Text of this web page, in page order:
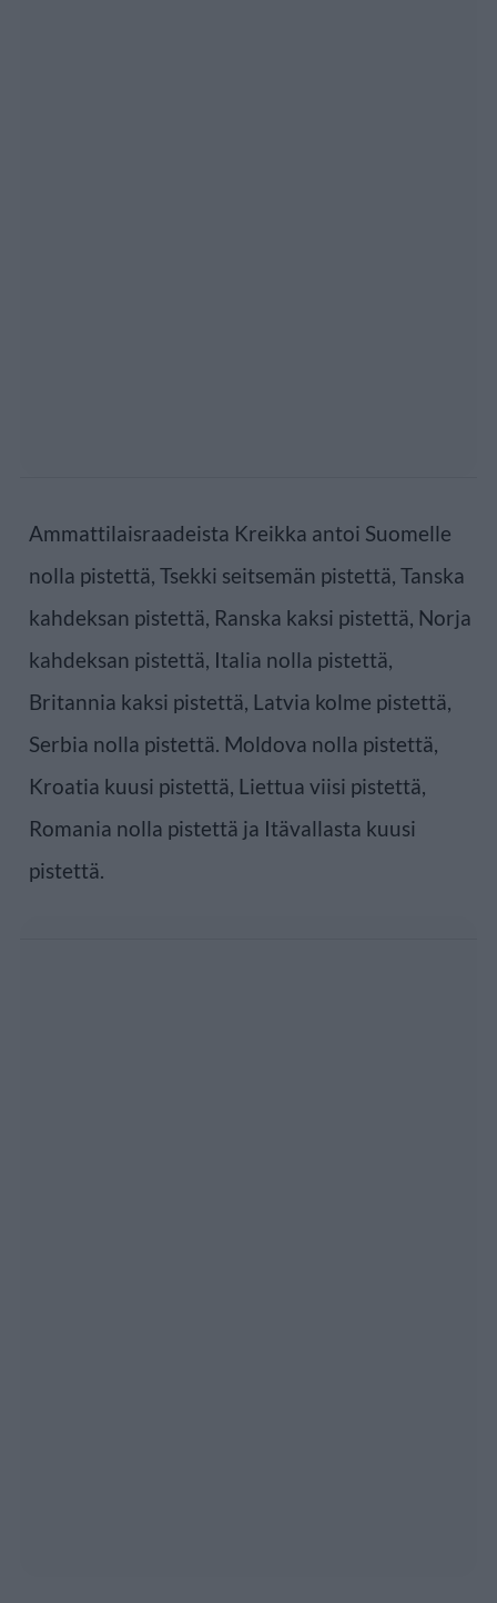
Ammattilaisraadeista Kreikka antoi Suomelle
nolla pistettä, Tsekki seitsemän pistettä, Tanska
kahdeksan pistettä, Ranska kaksi pistettä, Norja
kahdeksan pistettä, Italia nolla pistettä,
Britannia kaksi pistettä, Latvia kolme pistettä,
Serbia nolla pistettä. Moldova nolla pistettä,
Kroatia kuusi pistettä, Liettua viisi pistettä,
Romania nolla pistettä ja Itävallasta kuusi
pistettä.